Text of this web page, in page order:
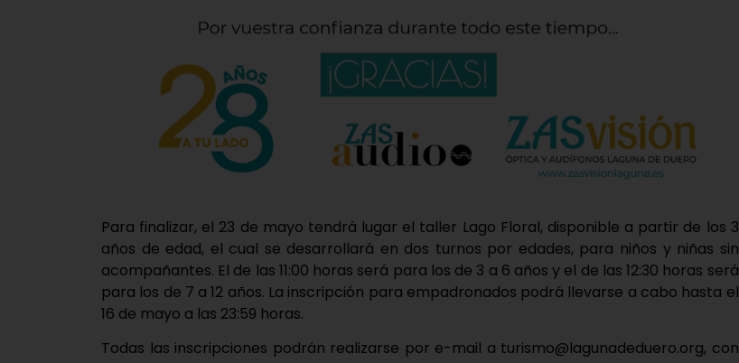
Para finalizar, el 23 de mayo tendrá lugar el taller Lago Floral, disponible a partir de los 3
años de edad, el cual se desarrollará en dos turnos por edades, para niños y niñas sin
acompañantes. El de las 11:00 horas será para los de 3 a 6 años y el de las 12:30 horas será
para los de 7 a 12 años. La inscripción para empadronados podrá llevarse a cabo hasta el
16 de mayo a las 23:59 horas.
Todas las inscripciones podrán realizarse por e-mail a turismo@lagunadeduero.org, con